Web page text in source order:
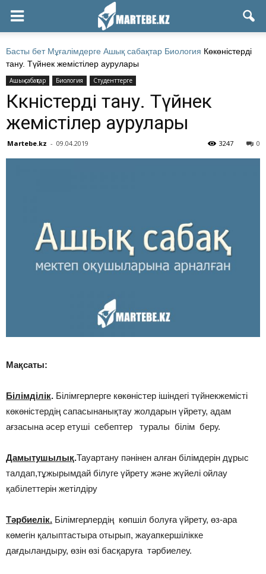
Басты бет Мұғалімдерге Ашық сабақтар Биология Көкөністерді
тану. Түйнек жемістілер аурулары
Ашық сабақтар Биология Студенттерге
Көкөністерді тану. Түйнек
жемістілер аурулары
Martebe.kz - 09.04.2019 0
3247
Мақсаты:
Білімділік. Білімгерлерге көкөністер ішіндегі түйнекжемісті
көкөністердің сапасынанықтау жолдарын үйрету, адам
ағзасына әсер етуші себептер туралы білім беру.
Дамытушылық.Тауартану пәнінен алған білімдерін дұрыс
талдап,тұжырымдай білуге үйрету және жүйелі ойлау
қабілеттерін жетілдіру
Тәрбиелік. Білімгерлердің көпшіл болуға үйрету, өз-ара
көмегін қалыптастыра отырып, жауапкершілікке
дағдыландыру, өзін өзі басқаруға тәрбиелеу.